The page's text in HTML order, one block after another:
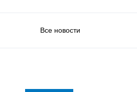
Все новости